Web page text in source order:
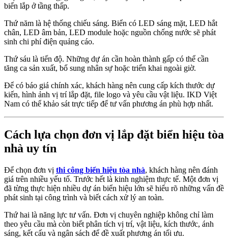
biển lắp ở tầng thấp.
Thứ năm là hệ thống chiếu sáng. Biển có LED sáng mặt, LED hắt
chân, LED âm bản, LED module hoặc nguồn chống nước sẽ phát
sinh chi phí điện quảng cáo.
Thứ sáu là tiến độ. Những dự án cần hoàn thành gấp có thể cần
tăng ca sản xuất, bổ sung nhân sự hoặc triển khai ngoài giờ.
Để có báo giá chính xác, khách hàng nên cung cấp kích thước dự
kiến, hình ảnh vị trí lắp đặt, file logo và yêu cầu vật liệu. IKD Việt
Nam có thể khảo sát trực tiếp để tư vấn phương án phù hợp nhất.
Cách lựa chọn đơn vị lắp đặt biển hiệu tòa
nhà uy tín
Để chọn đơn vị thi công biển hiệu tòa nhà, khách hàng nên đánh
giá trên nhiều yếu tố. Trước hết là kinh nghiệm thực tế. Một đơn vị
đã từng thực hiện nhiều dự án biển hiệu lớn sẽ hiểu rõ những vấn đề
phát sinh tại công trình và biết cách xử lý an toàn.
Thứ hai là năng lực tư vấn. Đơn vị chuyên nghiệp không chỉ làm
theo yêu cầu mà còn biết phân tích vị trí, vật liệu, kích thước, ánh
sáng, kết cấu và ngân sách để đề xuất phương án tối ưu.